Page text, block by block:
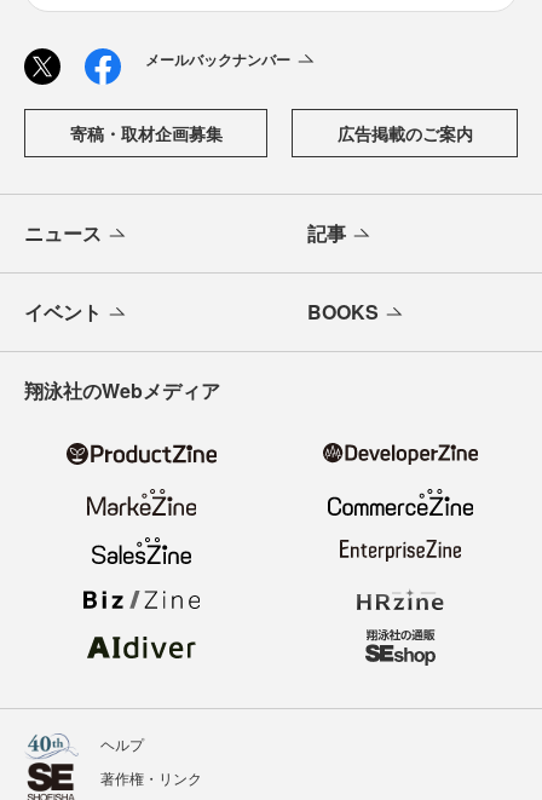
メールバックナンバー
寄稿・取材企画募集 広告掲載のご案内
ニュース 記事
イベント BOOKS
翔泳社のWebメディア
ヘルプ
著作権・リンク